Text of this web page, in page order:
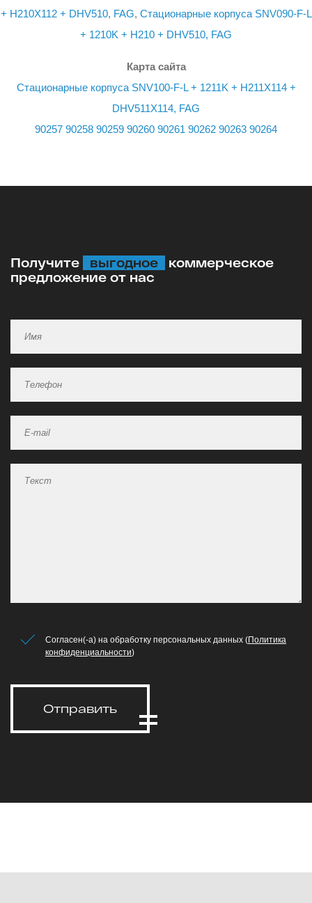
+ H210X112 + DHV510, FAG, Стационарные корпуса SNV090-F-L
+ 1210K + H210 + DHV510, FAG
Карта сайта
Стационарные корпуса SNV100-F-L + 1211K + H211X114 +
DHV511X114, FAG
90257 90258 90259 90260 90261 90262 90263 90264
Получите выгодное
коммерческое
предложение от нас
Согласен(-а) на обработку персональных данных (Политика
конфиденциальности)
Отправить